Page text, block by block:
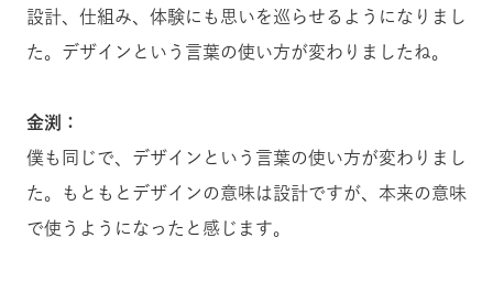
設計、仕組み、体験にも思いを巡らせるようになりまし
た。デザインという言葉の使い方が変わりましたね。
金渕：
僕も同じで、デザインという言葉の使い方が変わりまし
た。もともとデザインの意味は設計ですが、本来の意味
で使うようになったと感じます。